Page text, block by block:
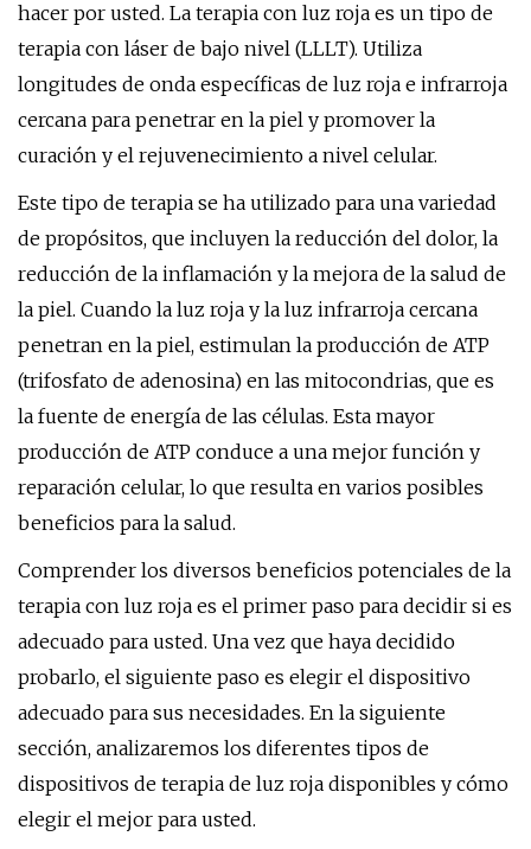
hacer por usted. La terapia con luz roja es un tipo de
terapia con láser de bajo nivel (LLLT). Utiliza
longitudes de onda específicas de luz roja e infrarroja
cercana para penetrar en la piel y promover la
curación y el rejuvenecimiento a nivel celular.
Este tipo de terapia se ha utilizado para una variedad
de propósitos, que incluyen la reducción del dolor, la
reducción de la inflamación y la mejora de la salud de
la piel. Cuando la luz roja y la luz infrarroja cercana
penetran en la piel, estimulan la producción de ATP
(trifosfato de adenosina) en las mitocondrias, que es
la fuente de energía de las células. Esta mayor
producción de ATP conduce a una mejor función y
reparación celular, lo que resulta en varios posibles
beneficios para la salud.
Comprender los diversos beneficios potenciales de la
terapia con luz roja es el primer paso para decidir si es
adecuado para usted. Una vez que haya decidido
probarlo, el siguiente paso es elegir el dispositivo
adecuado para sus necesidades. En la siguiente
sección, analizaremos los diferentes tipos de
dispositivos de terapia de luz roja disponibles y cómo
elegir el mejor para usted.